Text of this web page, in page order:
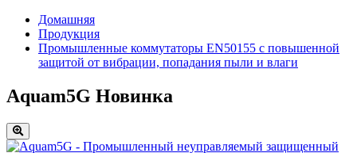
Домашняя
Продукция
Промышленные коммутаторы EN50155 с повышенной
защитой от вибрации, попадания пыли и влаги
Aquam5G Новинка